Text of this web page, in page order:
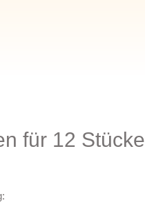
für 12 Stücke